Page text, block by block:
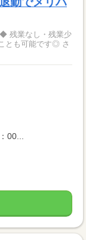
とも可能です◎ さ
00...